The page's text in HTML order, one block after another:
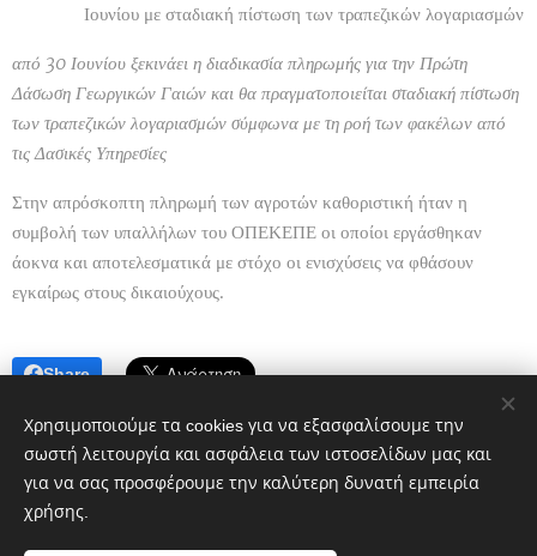
Ιουνίου με σταδιακή πίστωση των τραπεζικών λογαριασμών
από 30 Ιουνίου ξεκινάει η διαδικασία πληρωμής για την Πρώτη
Δάσωση Γεωργικών Γαιών και θα πραγματοποιείται σταδιακή πίστωση
των τραπεζικών λογαριασμών σύμφωνα με τη ροή των φακέλων από
τις Δασικές Υπηρεσίες
Στην απρόσκοπτη πληρωμή των αγροτών καθοριστική ήταν η
συμβολή των υπαλλήλων του ΟΠΕΚΕΠΕ οι οποίοι εργάσθηκαν
άοκνα και αποτελεσματικά με στόχο οι ενισχύσεις να φθάσουν
εγκαίρως στους δικαιούχους.
Share
Χρησιμοποιούμε τα cookies για να εξασφαλίσουμε την
σωστή λειτουργία και ασφάλεια των ιστοσελίδων μας και
για να σας προσφέρουμε την καλύτερη δυνατή εμπειρία
χρήσης.